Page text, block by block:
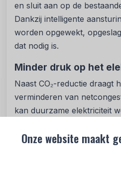
Onze website maakt
en sluit aan op de
Dankzij intelligente
worden opgewekt,
dat nodig is.
Minder druk op het
Naast CO₂-reductie draagt
verminderen van
kan duurzame elektriciteit
warmte voor later gebruik.